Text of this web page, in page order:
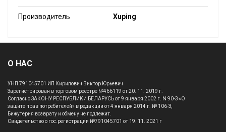
Производитель Xuping
О НАС
УНП 791045701 ИП Кирилович Виктор Юрьевич
Зарегистрирован в торговом реестре №466119 от 20. 11. 2019 г.
Согласно ЗАКОНУ РЕСПУБЛИКИ БЕЛАРУСЬ от 9 января 2002 г. N 90-З «О
защите прав потребителей» в редакции от 4 января 2014 г. № 106-З,
Бижутерия возврату и обмену не подлежит.
Свидетельство о гос.регистрации №791045701 от 19. 11. 2021 г